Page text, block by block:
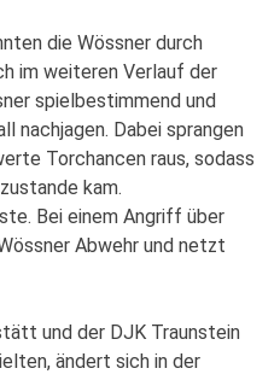
die Wössner durch
im weiteren Verlauf der
spielbestimmend und
nachjagen. Dabei sprangen
Torchancen raus, sodass
kam.
Bei einem Angriff über
Abwehr und netzt
und der DJK Traunstein
ändert sich in der